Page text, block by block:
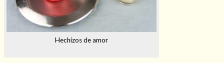
Hechizos de amor